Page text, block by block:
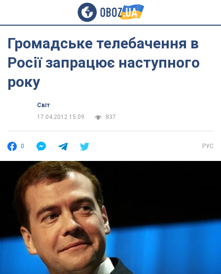
Громадське телебачення в
Росії запрацює наступного
року
Світ
17.04.2012 15:09
837
0 РУС